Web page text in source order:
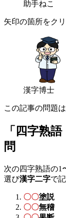
助手ねこ
矢印の箇所をク
漢字博士
この記事の問題は
「四字熟
問
次の四字熟語の1
選び漢字二字で記
〇〇塗説
〇〇無稽